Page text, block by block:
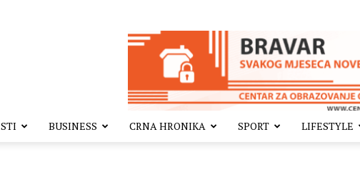
BUSINESS CRNA HRONIKA SPORT LIFESTYLE